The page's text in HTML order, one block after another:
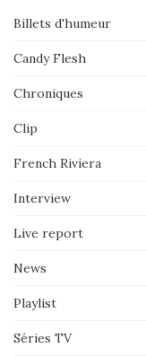
Billets d'humeur
Candy Flesh
Chroniques
Clip
French Riviera
Interview
Live report
News
Playlist
Séries TV